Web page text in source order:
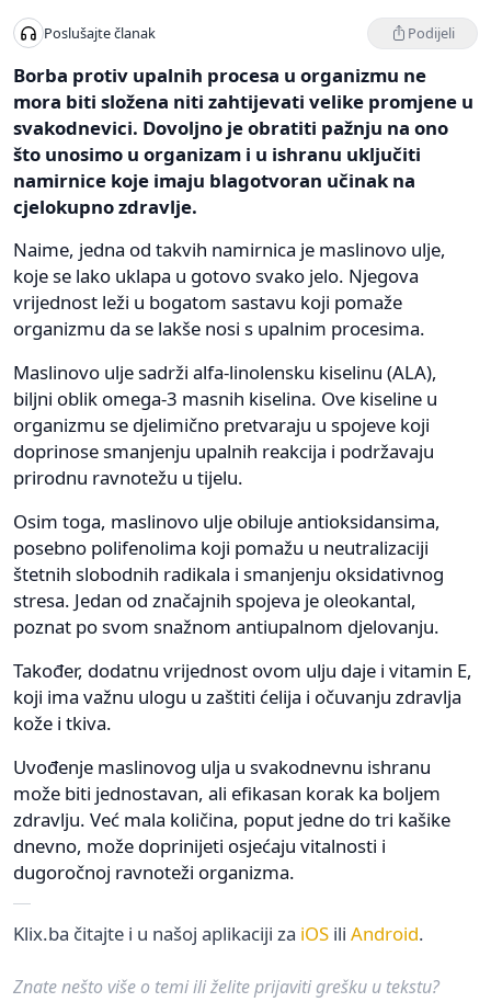
Poslušajte članak Podijeli
Borba protiv upalnih procesa u organizmu ne
mora biti složena niti zahtijevati velike promjene u
svakodnevici. Dovoljno je obratiti pažnju na ono
što unosimo u organizam i u ishranu uključiti
namirnice koje imaju blagotvoran učinak na
cjelokupno zdravlje.
Naime, jedna od takvih namirnica je maslinovo ulje,
koje se lako uklapa u gotovo svako jelo. Njegova
vrijednost leži u bogatom sastavu koji pomaže
organizmu da se lakše nosi s upalnim procesima.
Maslinovo ulje sadrži alfa-linolensku kiselinu (ALA),
biljni oblik omega-3 masnih kiselina. Ove kiseline u
organizmu se djelimično pretvaraju u spojeve koji
doprinose smanjenju upalnih reakcija i podržavaju
prirodnu ravnotežu u tijelu.
Osim toga, maslinovo ulje obiluje antioksidansima,
posebno polifenolima koji pomažu u neutralizaciji
štetnih slobodnih radikala i smanjenju oksidativnog
stresa. Jedan od značajnih spojeva je oleokantal,
poznat po svom snažnom antiupalnom djelovanju.
Također, dodatnu vrijednost ovom ulju daje i vitamin E,
koji ima važnu ulogu u zaštiti ćelija i očuvanju zdravlja
kože i tkiva.
Uvođenje maslinovog ulja u svakodnevnu ishranu
može biti jednostavan, ali efikasan korak ka boljem
zdravlju. Već mala količina, poput jedne do tri kašike
dnevno, može doprinijeti osjećaju vitalnosti i
dugoročnoj ravnoteži organizma.
Klix.ba čitajte i u našoj aplikaciji za iOS ili Android.
Znate nešto više o temi ili želite prijaviti grešku u tekstu?